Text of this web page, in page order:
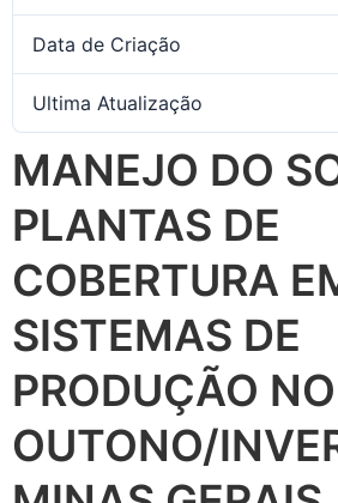
Data de Criação
Ultima Atualização
MANEJO DO
PLANTAS DE
COBERTURA
SISTEMAS DE
PRODUÇÃO NO
OUTONO/